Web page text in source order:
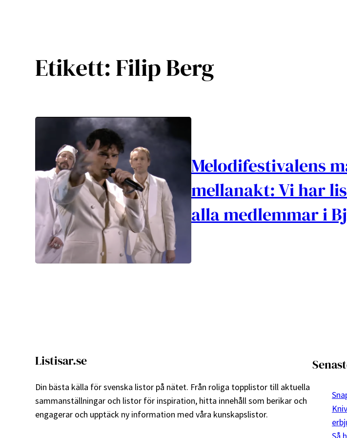
Etikett:Filip Berg
Melodifestivalens
mellanakt: Vi har
alla medlemmar i
Listisar.se
Din bästa källa för svenska listor på nätet. Från roliga topplistor till aktuella
sammanställningar och listor för inspiration, hitta innehåll som berikar och
engagerar och upptäck ny information med våra kunskapslistor.